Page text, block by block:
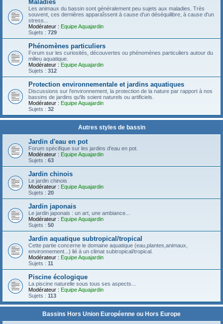
Maladies
Les animaux du bassin sont généralement peu sujets aux maladies. Très
souvent, ces dernières apparaîssent à cause d'un déséquilibre, à cause d'un
stress...
Modérateur : Equipe Aquajardin
Sujets : 729
Phénomènes particuliers
Forum sur les curiosités, découvertes ou phénomènes particuliers autour du
milieu aquatique.
Modérateur : Equipe Aquajardin
Sujets : 312
Protection environnementale et jardins aquatiques
Discussions sur l'environnement, la protection de la nature par rapport à nos
bassins de jardins qu'ils soient naturels ou artificiels.
Modérateur : Equipe Aquajardin
Sujets : 32
Autres styles de bassin
Jardin d'eau en pot
Forum spécifique sur les jardins d'eau en pot.
Modérateur : Equipe Aquajardin
Sujets : 63
Jardin chinois
Le jardin chinois
Modérateur : Equipe Aquajardin
Sujets : 20
Jardin japonais
Le jardin japonais : un art, une ambiance...
Modérateur : Equipe Aquajardin
Sujets : 50
Jardin aquatique subtropical/tropical
Cette partie concerne le domaine aquatique (eau,plantes,animaux,
environnement...) lié à un climat subtropical/tropical.
Modérateur : Equipe Aquajardin
Sujets : 11
Piscine écologique
La piscine naturelle sous tous ses aspects...
Modérateur : Equipe Aquajardin
Sujets : 113
Bassins Hors Union Européenne ou Hors Europe